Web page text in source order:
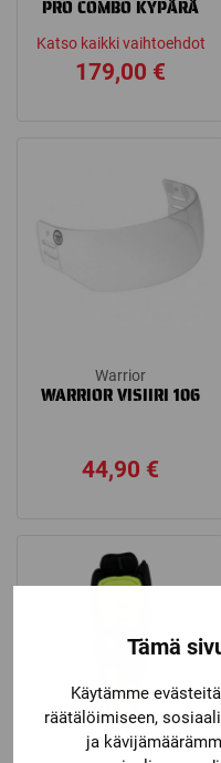
Tämä
Käytämme
räätälöimiseen,
ja
PRO COMBO KYPÄRÄ
Katso kaikki vaihtoehdot
179,00 €
Warrior
WARRIOR VISIIRI 106
44,90 €